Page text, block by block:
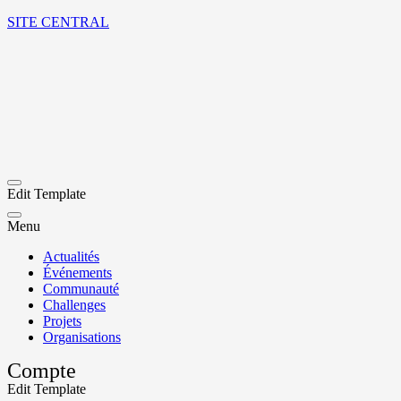
SITE CENTRAL
Edit Template
Menu
Actualités
Événements
Communauté
Challenges
Projets
Organisations
Compte
Edit Template